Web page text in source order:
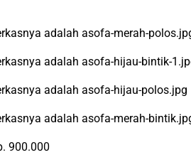
900.000